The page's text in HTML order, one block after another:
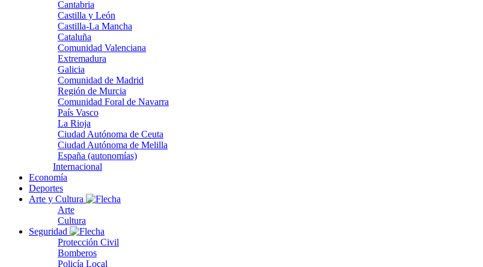
Cantabria
Castilla y León
Castilla-La Mancha
Cataluña
Comunidad Valenciana
Extremadura
Galicia
Comunidad de Madrid
Región de Murcia
Comunidad Foral de Navarra
País Vasco
La Rioja
Ciudad Autónoma de Ceuta
Ciudad Autónoma de Melilla
España (autonomías)
Internacional
Economía
Deportes
Arte y Cultura
Arte
Cultura
Seguridad
Protección Civil
Bomberos
Policía Local